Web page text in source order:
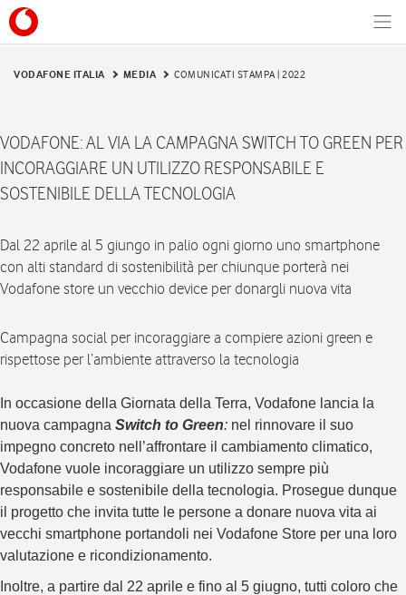
VODAFONE ITALIA MEDIA COMUNICATI STAMPA | 2022
VODAFONE: AL VIA LA CAMPAGNA SWITCH TO GREEN PER
INCORAGGIARE UN UTILIZZO RESPONSABILE E
SOSTENIBILE DELLA TECNOLOGIA
Dal 22 aprile al 5 giungo in palio ogni giorno uno smartphone
con alti standard di sostenibilità per chiunque porterà nei
Vodafone store un vecchio device per donargli nuova vita
Campagna social per incoraggiare a compiere azioni green e
rispettose per l’ambiente attraverso la tecnologia
In occasione della Giornata della Terra, Vodafone lancia la
nuova campagna Switch to Green: nel rinnovare il suo
impegno concreto nell’affrontare il cambiamento climatico,
Vodafone vuole incoraggiare un utilizzo sempre più
responsabile e sostenibile della tecnologia. Prosegue dunque
il progetto che invita tutte le persone a donare nuova vita ai
vecchi smartphone portandoli nei Vodafone Store per una loro
valutazione e ricondizionamento.
Inoltre, a partire dal 22 aprile e fino al 5 giugno, tutti coloro che